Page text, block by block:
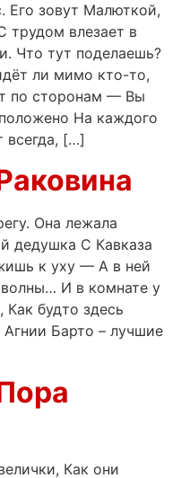
Его зовут Малюткой,
трудом влезает в
Что тут поделаешь?
ли мимо кто-то,
по сторонам — Вы
На каждого
всегда, […]
Она лежала
дедушка С Кавказа
к уху — А в ней
И в комнате у
будто здесь
Агнии Барто – лучшие
Как они